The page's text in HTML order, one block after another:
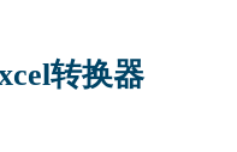
转换器